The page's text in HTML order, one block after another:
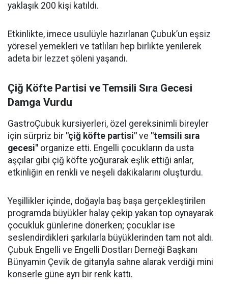
yaklaşık 200 kişi katıldı.
Etkinlikte, imece usulüyle hazırlanan Çubuk’un eşsiz
yöresel yemekleri ve tatlıları hep birlikte yenilerek
adeta bir lezzet şöleni yaşandı.
Çiğ Köfte Partisi ve Temsili Sıra Gecesi
Damga Vurdu
GastroÇubuk kursiyerleri, özel gereksinimli bireyler
için sürpriz bir "çiğ köfte partisi" ve "temsili sıra
gecesi" organize etti. Engelli çocukların da usta
aşçılar gibi çiğ köfte yoğurarak eşlik ettiği anlar,
etkinliğin en renkli ve neşeli dakikalarını oluşturdu.
Yeşillikler içinde, doğayla baş başa gerçekleştirilen
programda büyükler halay çekip yakan top oynayarak
çocukluk günlerine dönerken; çocuklar ise
seslendirdikleri şarkılarla büyüklerinden tam not aldı.
Çubuk Engelli ve Engelli Dostları Derneği Başkanı
Bünyamin Çevik de gitarıyla sahne alarak verdiği mini
konserle güne ayrı bir renk kattı.